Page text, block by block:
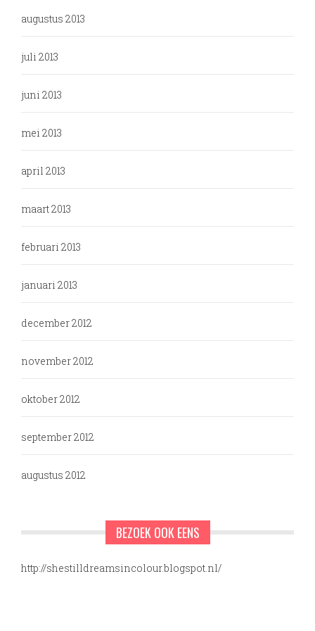
augustus 2013
juli 2013
juni 2013
mei 2013
april 2013
maart 2013
februari 2013
januari 2013
december 2012
november 2012
oktober 2012
september 2012
augustus 2012
BEZOEK OOK EENS
http://shestilldreamsincolour.blogspot.nl/